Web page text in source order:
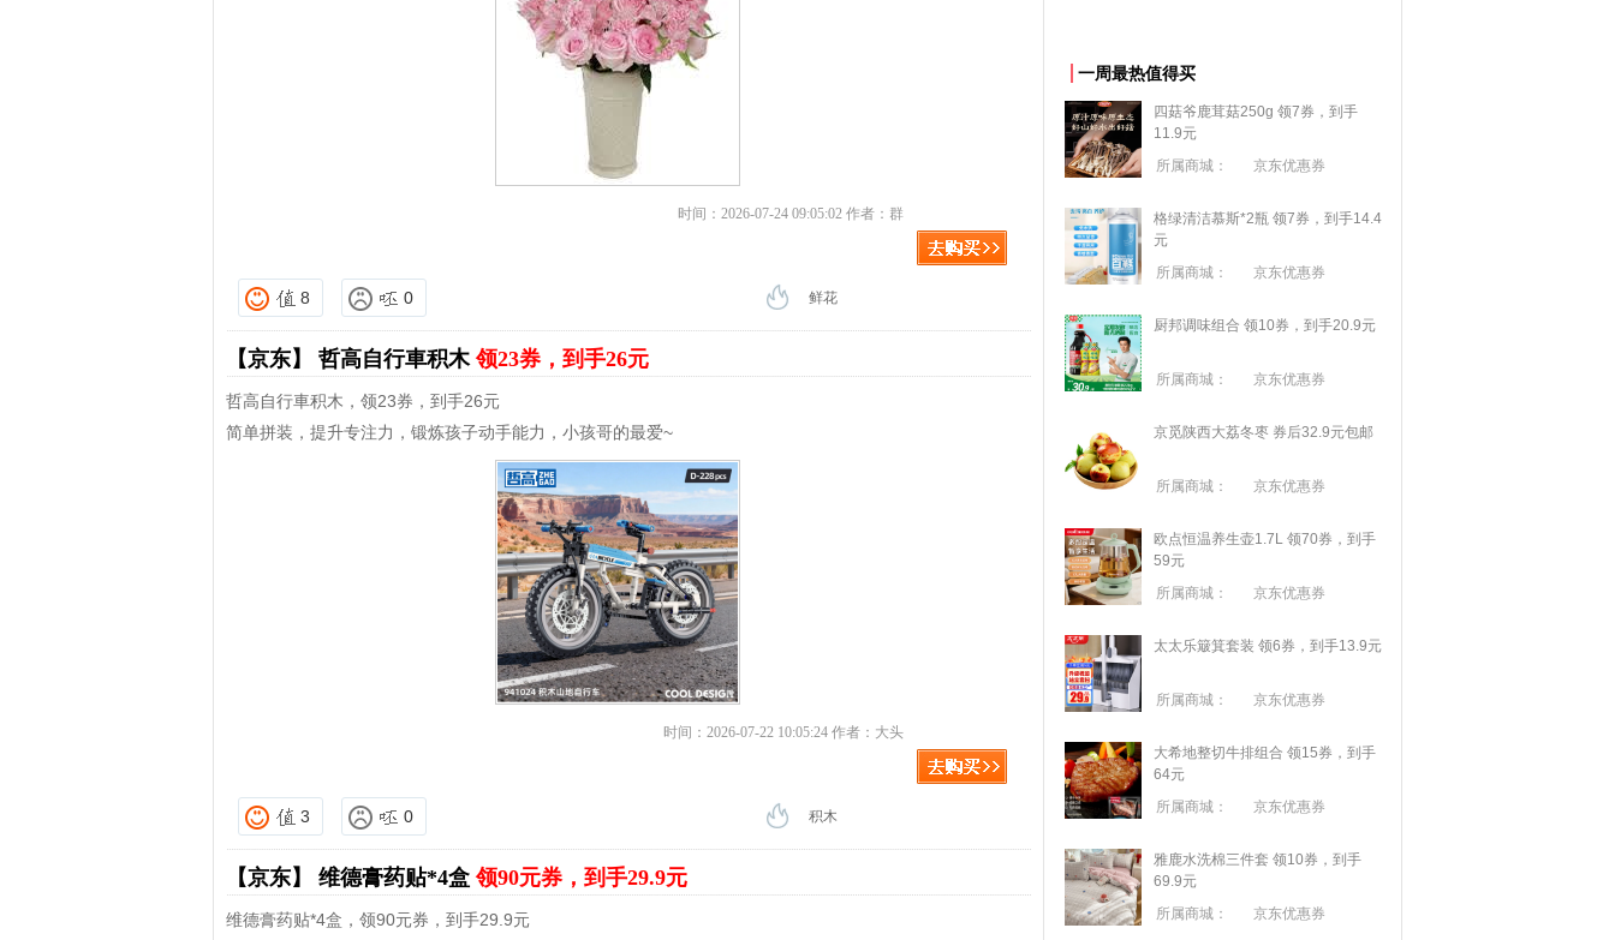
时间：2026-07-24 09:05:02 作者：群
8 0 鲜花
【京东】 哲高自行車积木领23券，到手26元
哲高自行車积木，领23券，到手26元
简单拼装，提升专注力，锻炼孩子动手能力，小孩哥的最爱~
时间：2026-07-22 10:05:24 作者：大头
3 0 积木
【京东】 维德膏药贴*4盒领90元券，到手29.9元
维德膏药贴*4盒，领90元券，到手29.9元
一周最热值得买
四菇爷鹿茸菇250g 领7券，到手
11.9元
所属商城：
京东优惠券
格绿清洁慕斯*2瓶 领7券，到手14.4
元
所属商城：
京东优惠券
厨邦调味组合 领10券，到手20.9元
所属商城： 京东优惠券
京觅陕西大荔冬枣 券后32.9元包邮
所属商城： 京东优惠券
欧点恒温养生壶1.7L 领70券，到手
59元
所属商城：
京东优惠券
太太乐簸箕套装 领6券，到手13.9元
所属商城： 京东优惠券
大希地整切牛排组合 领15券，到手
64元
所属商城：
京东优惠券
雅鹿水洗棉三件套 领10券，到手
69.9元
所属商城：
京东优惠券